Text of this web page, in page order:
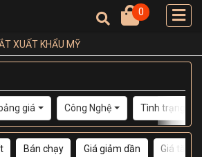
0
XUẤT KHẨU MỸ
giá Công Nghệ Tình trạng
Bán chạy Giá giảm dần Giá tăng